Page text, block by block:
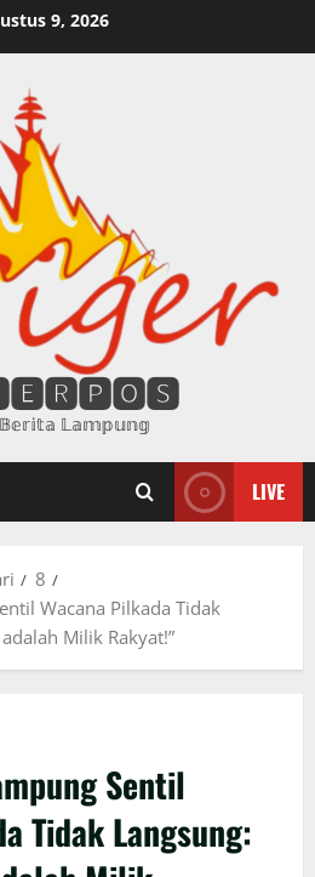
9, 2026
𝔹𝕖𝕣𝕚𝕥𝕒 𝕃𝕒𝕞𝕡𝕦𝕟𝕘
LIVE
8
Wacana Pilkada Tidak
Milik Rakyat!”
Sentil
Tidak Langsung: